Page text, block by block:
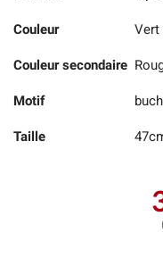
Couleur Vert
Couleur secondaire
Motif
Taille